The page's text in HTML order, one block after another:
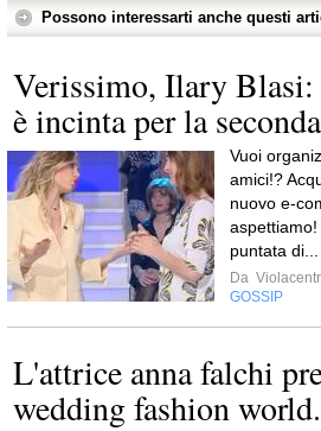
Possono interessarti anche questi
Verissimo, Ilary
è incinta per la
Vuoi
amici!?
nuovo e-
aspettiamo!
puntata di...
Da
GOSSIP
L'attrice anna falchi
wedding fashion world.